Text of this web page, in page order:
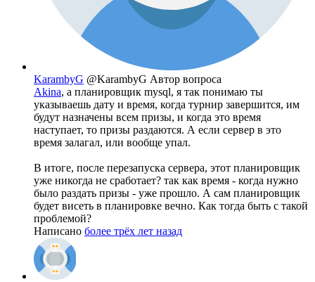
KarambyG @KarambyG Автор вопроса
Akina, а планировщик mysql, я так понимаю ты
указываешь дату и время, когда турнир завершится, им
будут назначены всем призы, и когда это время
наступает, то призы раздаются. А если сервер в это
время залагал, или вообще упал.
В итоге, после перезапуска сервера, этот планировщик
уже никогда не сработает? так как время - когда нужно
было раздать призы - уже прошло. А сам планировщик
будет висеть в планировке вечно. Как тогда быть с такой
проблемой?
Написано более трёх лет назад